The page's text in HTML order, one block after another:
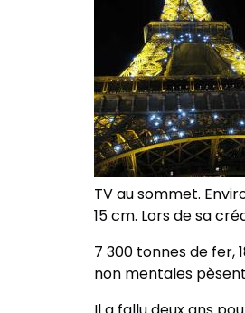
TV au sommet.
15 cm. Lors de sa
7 300 tonnes de fer,
non mentales